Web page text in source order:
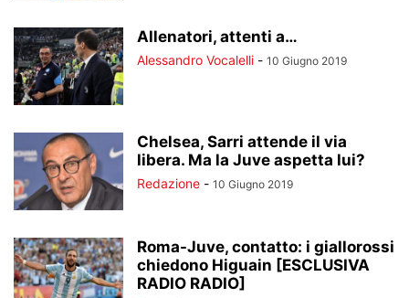
Allenatori, attenti a…
Alessandro Vocalelli - 10 Giugno 2019
Chelsea, Sarri attende il via
libera. Ma la Juve aspetta lui?
Redazione - 10 Giugno 2019
Roma-Juve, contatto: i giallorossi
chiedono Higuain [ESCLUSIVA
RADIO RADIO]